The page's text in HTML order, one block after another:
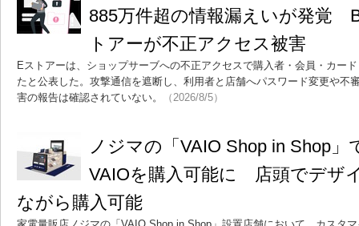
885万件超の情報漏えいが発覚
トアーが不正アクセス被害
Eストアーは、ショップサーブへの不正アクセスで購入者・会員・カー
たと公表した。攻撃通信を遮断し、利用者と店舗へパスワード変更や不
害の報告は確認されていない。
（2026/8/5）
ノジマの「VAIO Shop in Shop
VAIOを購入可能に 店頭でデザ
ながら購入可能